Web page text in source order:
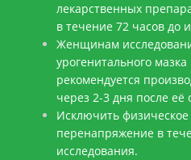
лекарственных
в течение 72 часов до
Женщинам
урогенитального
рекомендуется
через 2-3 дня после её
Исключить
перенапряжение в
исследования.